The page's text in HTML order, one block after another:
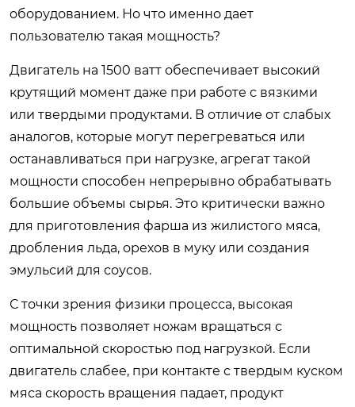
оборудованием. Но что именно дает
пользователю такая мощность?
Двигатель на 1500 ватт обеспечивает высокий
крутящий момент даже при работе с вязкими
или твердыми продуктами. В отличие от слабых
аналогов, которые могут перегреваться или
останавливаться при нагрузке, агрегат такой
мощности способен непрерывно обрабатывать
большие объемы сырья. Это критически важно
для приготовления фарша из жилистого мяса,
дробления льда, орехов в муку или создания
эмульсий для соусов.
С точки зрения физики процесса, высокая
мощность позволяет ножам вращаться с
оптимальной скоростью под нагрузкой. Если
двигатель слабее, при контакте с твердым куском
мяса скорость вращения падает, продукт